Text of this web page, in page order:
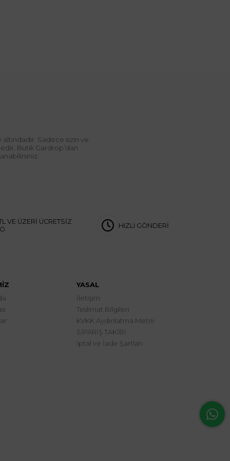
Sadece sizin ve
Butik Gardrop’dan
VE ÜZERİ ÜCRETSİZ
HIZLI GÖNDERİ
YASAL
İletişim
Teslimat Bilgileri
KVKK Aydınlatma Metni
SİPARİŞ TAKİBİ
İptal ve İade Şartları